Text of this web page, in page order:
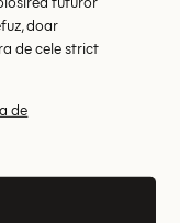
doar
de cele strict
de